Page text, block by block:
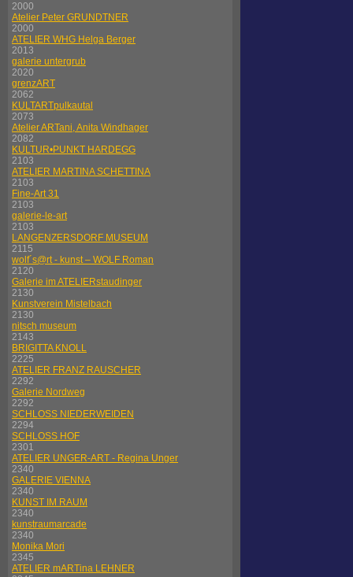
2000
Atelier Peter GRUNDTNER
2000
ATELIER WHG Helga Berger
2013
galerie untergrub
2020
grenzART
2062
KULTARTpulkautal
2073
Atelier ARTani, Anita Windhager
2082
KULTUR•PUNKT HARDEGG
2103
ATELIER MARTINA SCHETTINA
2103
Fine-Art 31
2103
galerie-le-art
2103
LANGENZERSDORF MUSEUM
2115
wolf´s@rt - kunst – WOLF Roman
2120
Galerie im ATELIERstaudinger
2130
Kunstverein Mistelbach
2130
nitsch museum
2143
BRIGITTA KNOLL
2225
ATELIER FRANZ RAUSCHER
2292
Galerie Nordweg
2292
SCHLOSS NIEDERWEIDEN
2294
SCHLOSS HOF
2301
ATELIER UNGER-ART - Regina Unger
2340
GALERIE VIENNA
2340
KUNST IM RAUM
2340
kunstraumarcade
2340
Monika Mori
2345
ATELIER mARTina LEHNER